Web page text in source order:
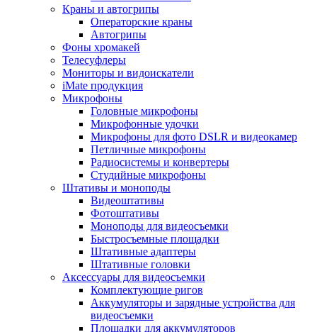
Краны и автогрипы
Операторские краны
Автогрипы
Фоны хромакей
Телесуфлеры
Мониторы и видоискатели
iMate продукция
Микрофоны
Головные микрофоны
Микрофонные удочки
Микрофоны для фото DSLR и видеокамер
Петличные микрофоны
Радиосистемы и конвертеры
Студийные микрофоны
Штативы и моноподы
Видеоштативы
Фотоштативы
Моноподы для видеосъемки
Быстросъемные площадки
Штативные адаптеры
Штативные головки
Аксессуары для видеосъемки
Комплектующие ригов
Аккумуляторы и зарядные устройства для
видеосъемки
Площадки для аккумуляторов